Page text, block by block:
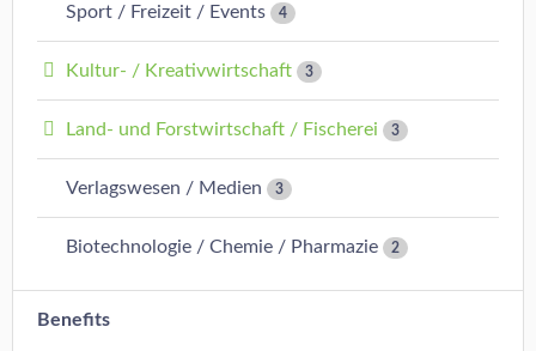
Sport / Freizeit / Events 4
Kultur- / Kreativwirtschaft 3
Land- und Forstwirtschaft / Fischerei 3
Verlagswesen / Medien 3
Biotechnologie / Chemie / Pharmazie 2
Benefits